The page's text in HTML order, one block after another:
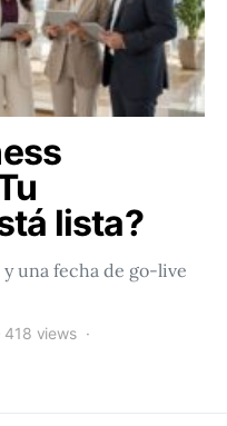
lista?
una fecha de go-live
418 views